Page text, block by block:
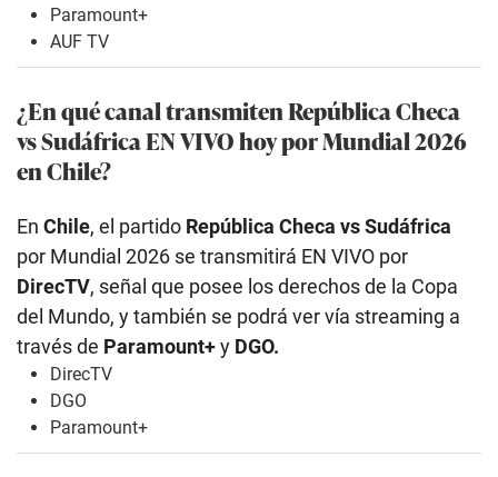
Paramount+
AUF TV
¿En qué canal transmiten República Checa
vs Sudáfrica EN VIVO hoy por Mundial 2026
en Chile?
En Chile, el partido República Checa vs Sudáfrica
por Mundial 2026 se transmitirá EN VIVO por
DirecTV, señal que posee los derechos de la Copa
del Mundo, y también se podrá ver vía streaming a
través de Paramount+y DGO.
DirecTV
DGO
Paramount+